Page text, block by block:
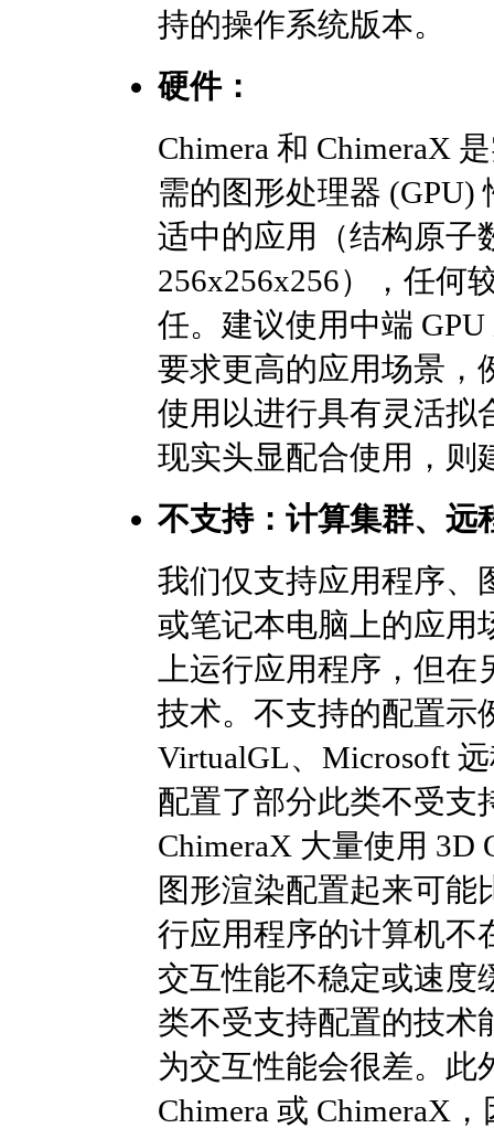
持的操作系统版本。
硬件：
Chimera 和 ChimeraX
需的图形处理器 (GPU)
适中的应用（结构原子
256x256x256），任何
任。建议使用中端
要求更高的应用场景，
使用以进行具有灵活拟
现实头显配合使用，则
不支持：计算集群、远
我们仅支持应用程序、
或笔记本电脑上的应用
上运行应用程序，但
技术。不支持的配置示
VirtualGL、Microsoft
配置了部分此类不受支
ChimeraX 大量使用 3D
图形渲染配置起来可能
行应用程序的计算机不
交互性能不稳定或速度
类不受支持配置的技术
为交互性能会很差。此
Chimera 或 ChimeraX